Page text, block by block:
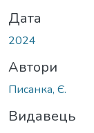
Дата
2024
Автори
Писанка, Є.
Видавець